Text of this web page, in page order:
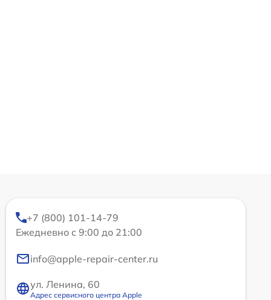
+7 (800) 101-14-79
Ежедневно с 9:00 до 21:00
info@apple-repair-center.ru
ул. Ленина, 60
Адрес сервисного центра Apple